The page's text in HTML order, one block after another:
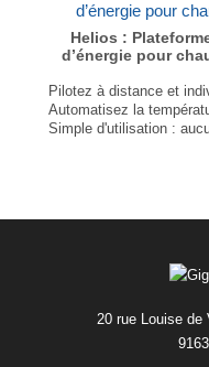
Helios :
d’énergie pour
20 rue Louise de